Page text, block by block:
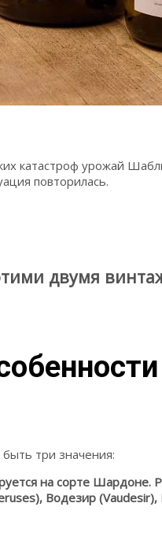
катастроф урожай
повторилась.
двумя
три значения:
на сорте Шардоне.
Водезир